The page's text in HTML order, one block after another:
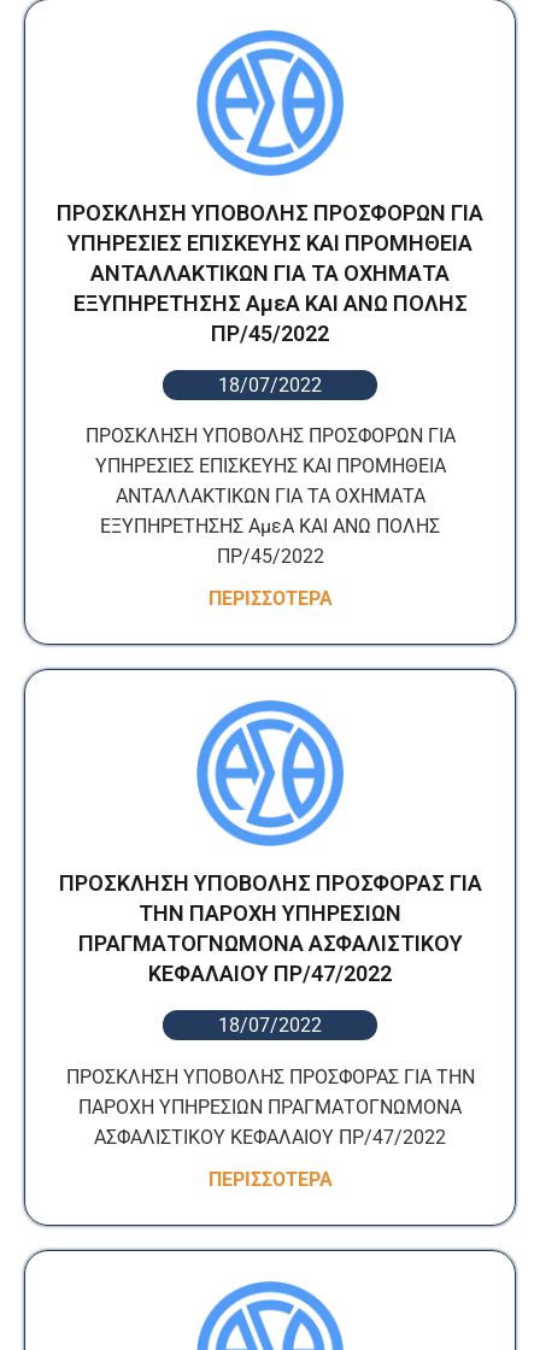
ΠΡΟΣΚΛΗΣΗ ΥΠΟΒΟΛΗΣ ΠΡΟΣΦΟΡΩΝ ΓΙΑ
ΥΠΗΡΕΣΙΕΣ ΕΠΙΣΚΕΥΗΣ ΚΑΙ ΠΡΟΜΗΘΕΙΑ
ΑΝΤΑΛΛΑΚΤΙΚΩΝ ΓΙΑ ΤΑ ΟΧΗΜΑΤΑ
ΕΞΥΠΗΡΕΤΗΣΗΣ ΑμεΑ ΚΑΙ ΑΝΩ ΠΟΛΗΣ
ΠΡ/45/2022
18/07/2022
ΠΡΟΣΚΛΗΣΗ ΥΠΟΒΟΛΗΣ ΠΡΟΣΦΟΡΩΝ ΓΙΑ
ΥΠΗΡΕΣΙΕΣ ΕΠΙΣΚΕΥΗΣ ΚΑΙ ΠΡΟΜΗΘΕΙΑ
ΑΝΤΑΛΛΑΚΤΙΚΩΝ ΓΙΑ ΤΑ ΟΧΗΜΑΤΑ
ΕΞΥΠΗΡΕΤΗΣΗΣ ΑμεΑ ΚΑΙ ΑΝΩ ΠΟΛΗΣ
ΠΡ/45/2022
ΠΕΡΙΣΣΟΤΕΡΑ
ΠΡΟΣΚΛΗΣΗ ΥΠΟΒΟΛΗΣ ΠΡΟΣΦΟΡΑΣ ΓΙΑ
ΤΗΝ ΠΑΡΟΧΗ ΥΠΗΡΕΣΙΩΝ
ΠΡΑΓΜΑΤΟΓΝΩΜΟΝΑ ΑΣΦΑΛΙΣΤΙΚΟΥ
ΚΕΦΑΛΑΙΟΥ ΠΡ/47/2022
18/07/2022
ΠΡΟΣΚΛΗΣΗ ΥΠΟΒΟΛΗΣ ΠΡΟΣΦΟΡΑΣ ΓΙΑ ΤΗΝ
ΠΑΡΟΧΗ ΥΠΗΡΕΣΙΩΝ ΠΡΑΓΜΑΤΟΓΝΩΜΟΝΑ
ΑΣΦΑΛΙΣΤΙΚΟΥ ΚΕΦΑΛΑΙΟΥ ΠΡ/47/2022
ΠΕΡΙΣΣΟΤΕΡΑ